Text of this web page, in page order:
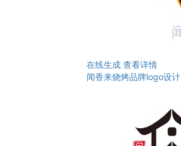
在线生成 查看详情
闻香来烧烤品牌logo设计